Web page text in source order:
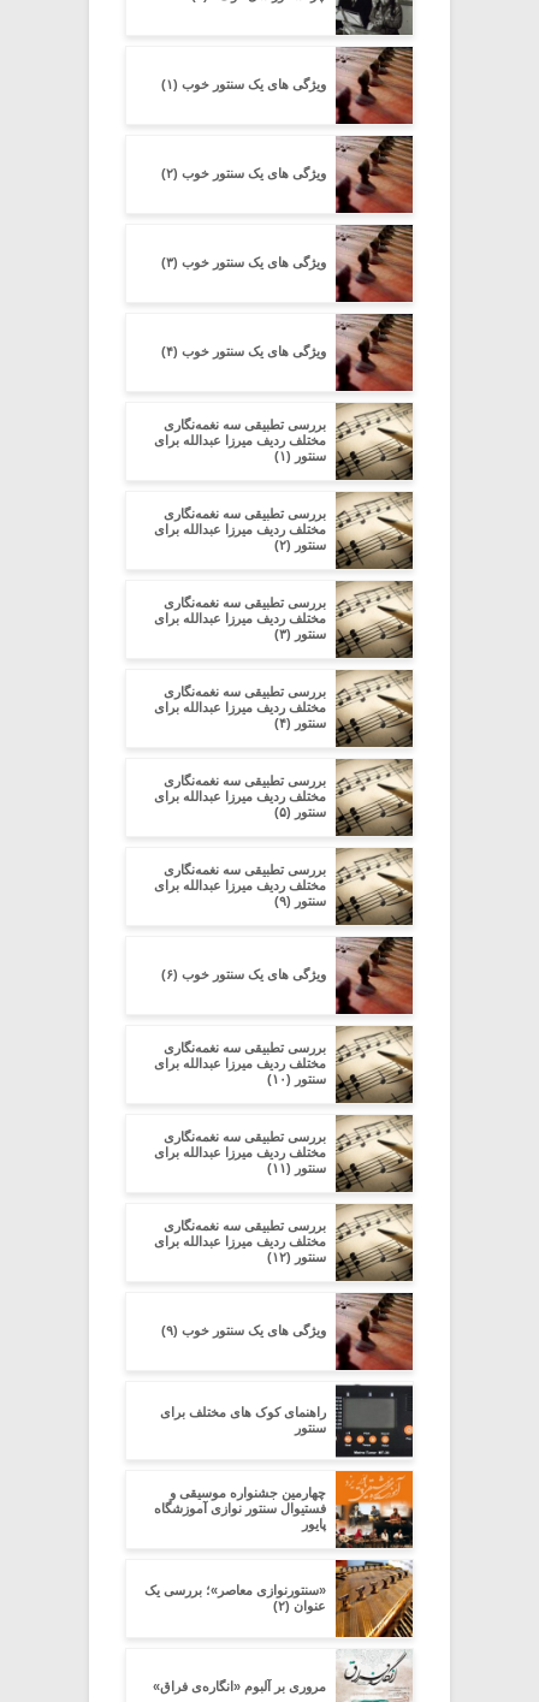
ویژگی های یک سنتور خوب (۱)
ویژگی های یک سنتور خوب (۲)
ویژگی های یک سنتور خوب (۳)
ویژگی های یک سنتور خوب (۴)
بررسی تطبیقی سه نغمه‌نگاری
مختلف ردیف میرزا عبدالله برای
سنتور (۱)
بررسی تطبیقی سه نغمه‌نگاری
مختلف ردیف میرزا عبدالله برای
سنتور (۲)
بررسی تطبیقی سه نغمه‌نگاری
مختلف ردیف میرزا عبدالله برای
سنتور (۳)
بررسی تطبیقی سه نغمه‌نگاری
مختلف ردیف میرزا عبدالله برای
سنتور (۴)
بررسی تطبیقی سه نغمه‌نگاری
مختلف ردیف میرزا عبدالله برای
سنتور (۵)
بررسی تطبیقی سه نغمه‌نگاری
مختلف ردیف میرزا عبدالله برای
سنتور (۹)
ویژگی های یک سنتور خوب (۶)
بررسی تطبیقی سه نغمه‌نگاری
مختلف ردیف میرزا عبدالله برای
سنتور (۱۰)
بررسی تطبیقی سه نغمه‌نگاری
مختلف ردیف میرزا عبدالله برای
سنتور (۱۱)
بررسی تطبیقی سه نغمه‌نگاری
مختلف ردیف میرزا عبدالله برای
سنتور (۱۲)
ویژگی های یک سنتور خوب (۹)
راهنمای کوک های مختلف برای
سنتور
چهارمین جشنواره موسیقی و
فستیوال سنتور نوازی آموزشگاه
پایور
«سنتورنوازی معاصر»؛ بررسی یک
عنوان (۲)
مروری بر آلبوم «انگاره‌ی فراق»